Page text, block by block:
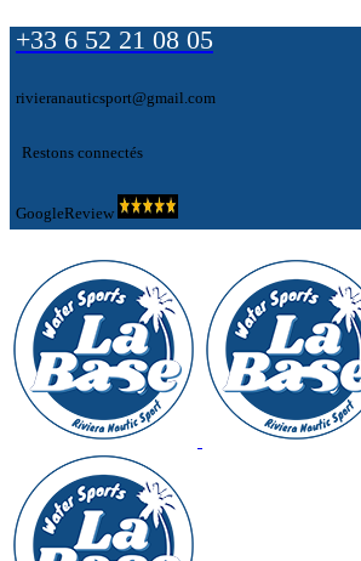
+33 6 52 21 08 05
rivieranauticsport@gmail.com
Restons connectés
GoogleReview